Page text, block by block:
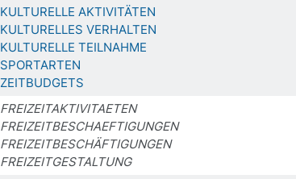
KULTURELLE AKTIVITÄTEN
KULTURELLES VERHALTEN
KULTURELLE TEILNAHME
SPORTARTEN
ZEITBUDGETS
FREIZEITAKTIVITAETEN
FREIZEITBESCHAEFTIGUNGEN
FREIZEITBESCHÄFTIGUNGEN
FREIZEITGESTALTUNG